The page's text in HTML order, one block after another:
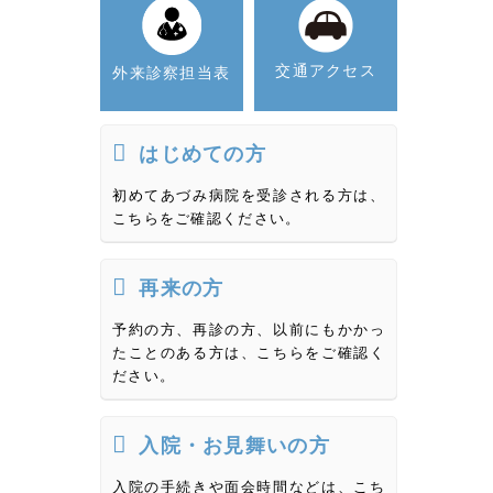
外来診察担当表 交通アクセス
はじめての方
初めてあづみ病院を受診される方は、
こちらをご確認ください。
再来の方
予約の方、再診の方、以前にもかかっ
たことのある方は、こちらをご確認く
ださい。
入院・お見舞いの方
入院の手続きや面会時間などは、こち